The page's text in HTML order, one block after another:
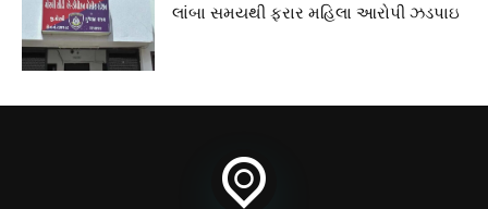
લાંબા સમયથી ફરાર મહિલા આરોપી ઝડપાઇ